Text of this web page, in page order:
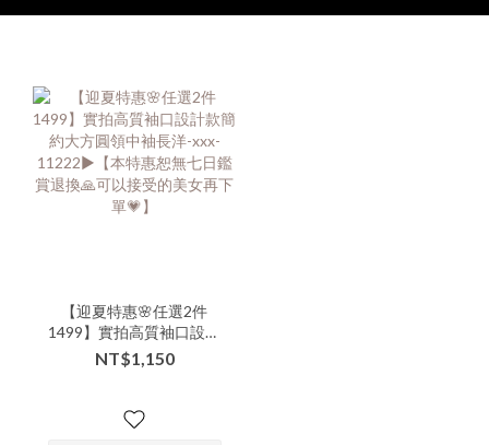
【迎夏特惠🌸任選2件
1499】實拍高質袖口設計
款簡約大方圓領中袖長洋-
xxx-11222▶【本特惠恕無
的美女再下單💗】
NT$1,150